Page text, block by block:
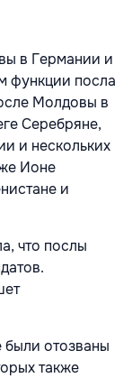
в Германии и
функции посла
Молдовы в
Серебряне,
и нескольких
Ионе
и
что послы
отозваны
также